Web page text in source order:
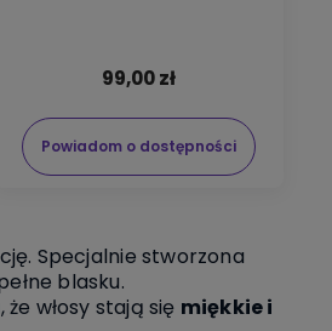
99,00 zł
Powiadom o dostępności
Specjalnie stworzona
blasku.
że włosy stają się miękkie i